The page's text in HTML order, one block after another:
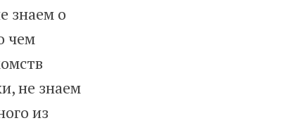
знаем о
чем
не знаем
из